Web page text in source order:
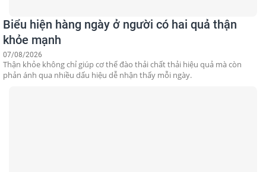
Biểu hiện hàng ngày ở người có hai quả thận
khỏe mạnh
07/08/2026
Thận khỏe không chỉ giúp cơ thể đào thải chất thải hiệu quả mà còn
phản ánh qua nhiều dấu hiệu dễ nhận thấy mỗi ngày.